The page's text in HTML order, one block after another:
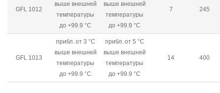
GFL 1012
выше внешней
температуры
до +99.9 °C
выше внешней
температуры
до +99.9 °C
7 245
GFL 1013
прибл. от 3 °C
выше внешней
температуры
до +99.9 °C
прибл. от 5 °C
выше внешней
температуры
до +99.9 °C
14 400